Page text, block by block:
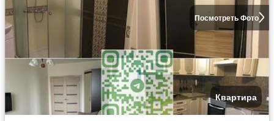
Посмотреть Фото
Квартира